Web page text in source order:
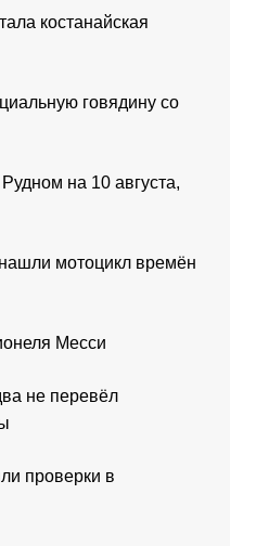
костанайская
говядину со
на 10 августа,
мотоцикл времён
Месси
не перевёл
проверки в